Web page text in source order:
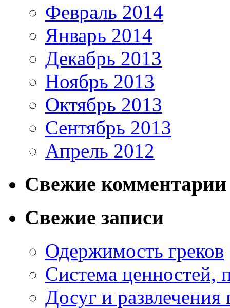
Февраль 2014
Январь 2014
Декабрь 2013
Ноябрь 2013
Октябрь 2013
Сентябрь 2013
Апрель 2012
Свежие комментарии
Свежие записи
Одержимость греков
Система ценностей,
Досуг и развлечения